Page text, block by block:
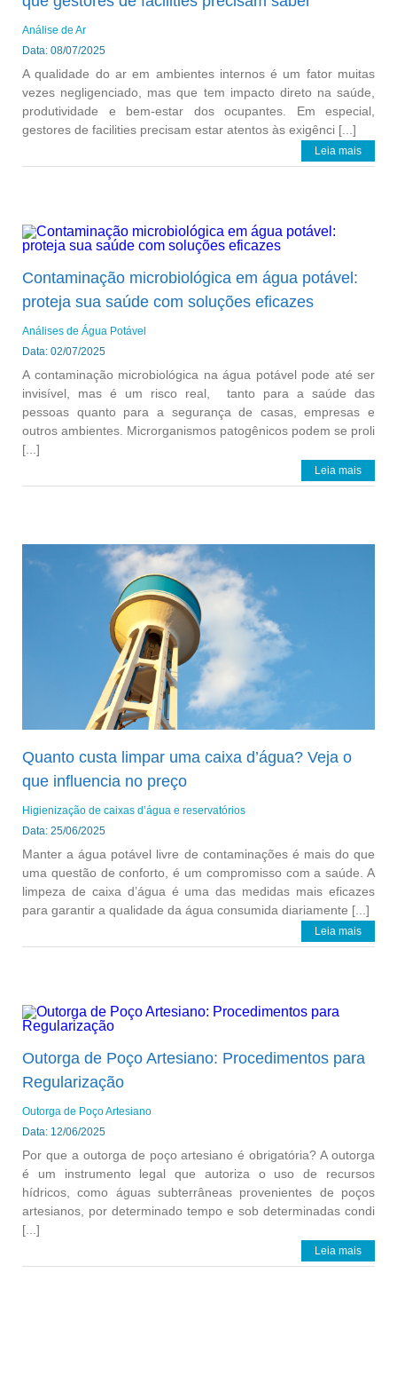
Análise de Ar
Data: 08/07/2025
A qualidade do ar em ambientes internos é um fator muitas
vezes negligenciado, mas que tem impacto direto na saúde,
produtividade e bem-estar dos ocupantes. Em especial,
gestores de facilities precisam estar atentos às exigênci [...]
Leia mais
Contaminação microbiológica em água potável:
proteja sua saúde com soluções eficazes
Análises de Água Potável
Data: 02/07/2025
A contaminação microbiológica na água potável pode até ser
invisível, mas é um risco real, tanto para a saúde das
pessoas quanto para a segurança de casas, empresas e
outros ambientes. Microrganismos patogênicos podem se proli
[...]
Leia mais
Quanto custa limpar uma caixa d’água? Veja o
que influencia no preço
Higienização de caixas d’água e reservatórios
Data: 25/06/2025
Manter a água potável livre de contaminações é mais do que
uma questão de conforto, é um compromisso com a saúde. A
limpeza de caixa d’água é uma das medidas mais eficazes
para garantir a qualidade da água consumida diariamente [...]
Leia mais
Outorga de Poço Artesiano: Procedimentos para
Regularização
Outorga de Poço Artesiano
Data: 12/06/2025
Por que a outorga de poço artesiano é obrigatória? A outorga
é um instrumento legal que autoriza o uso de recursos
hídricos, como águas subterrâneas provenientes de poços
artesianos, por determinado tempo e sob determinadas condi
[...]
Leia mais